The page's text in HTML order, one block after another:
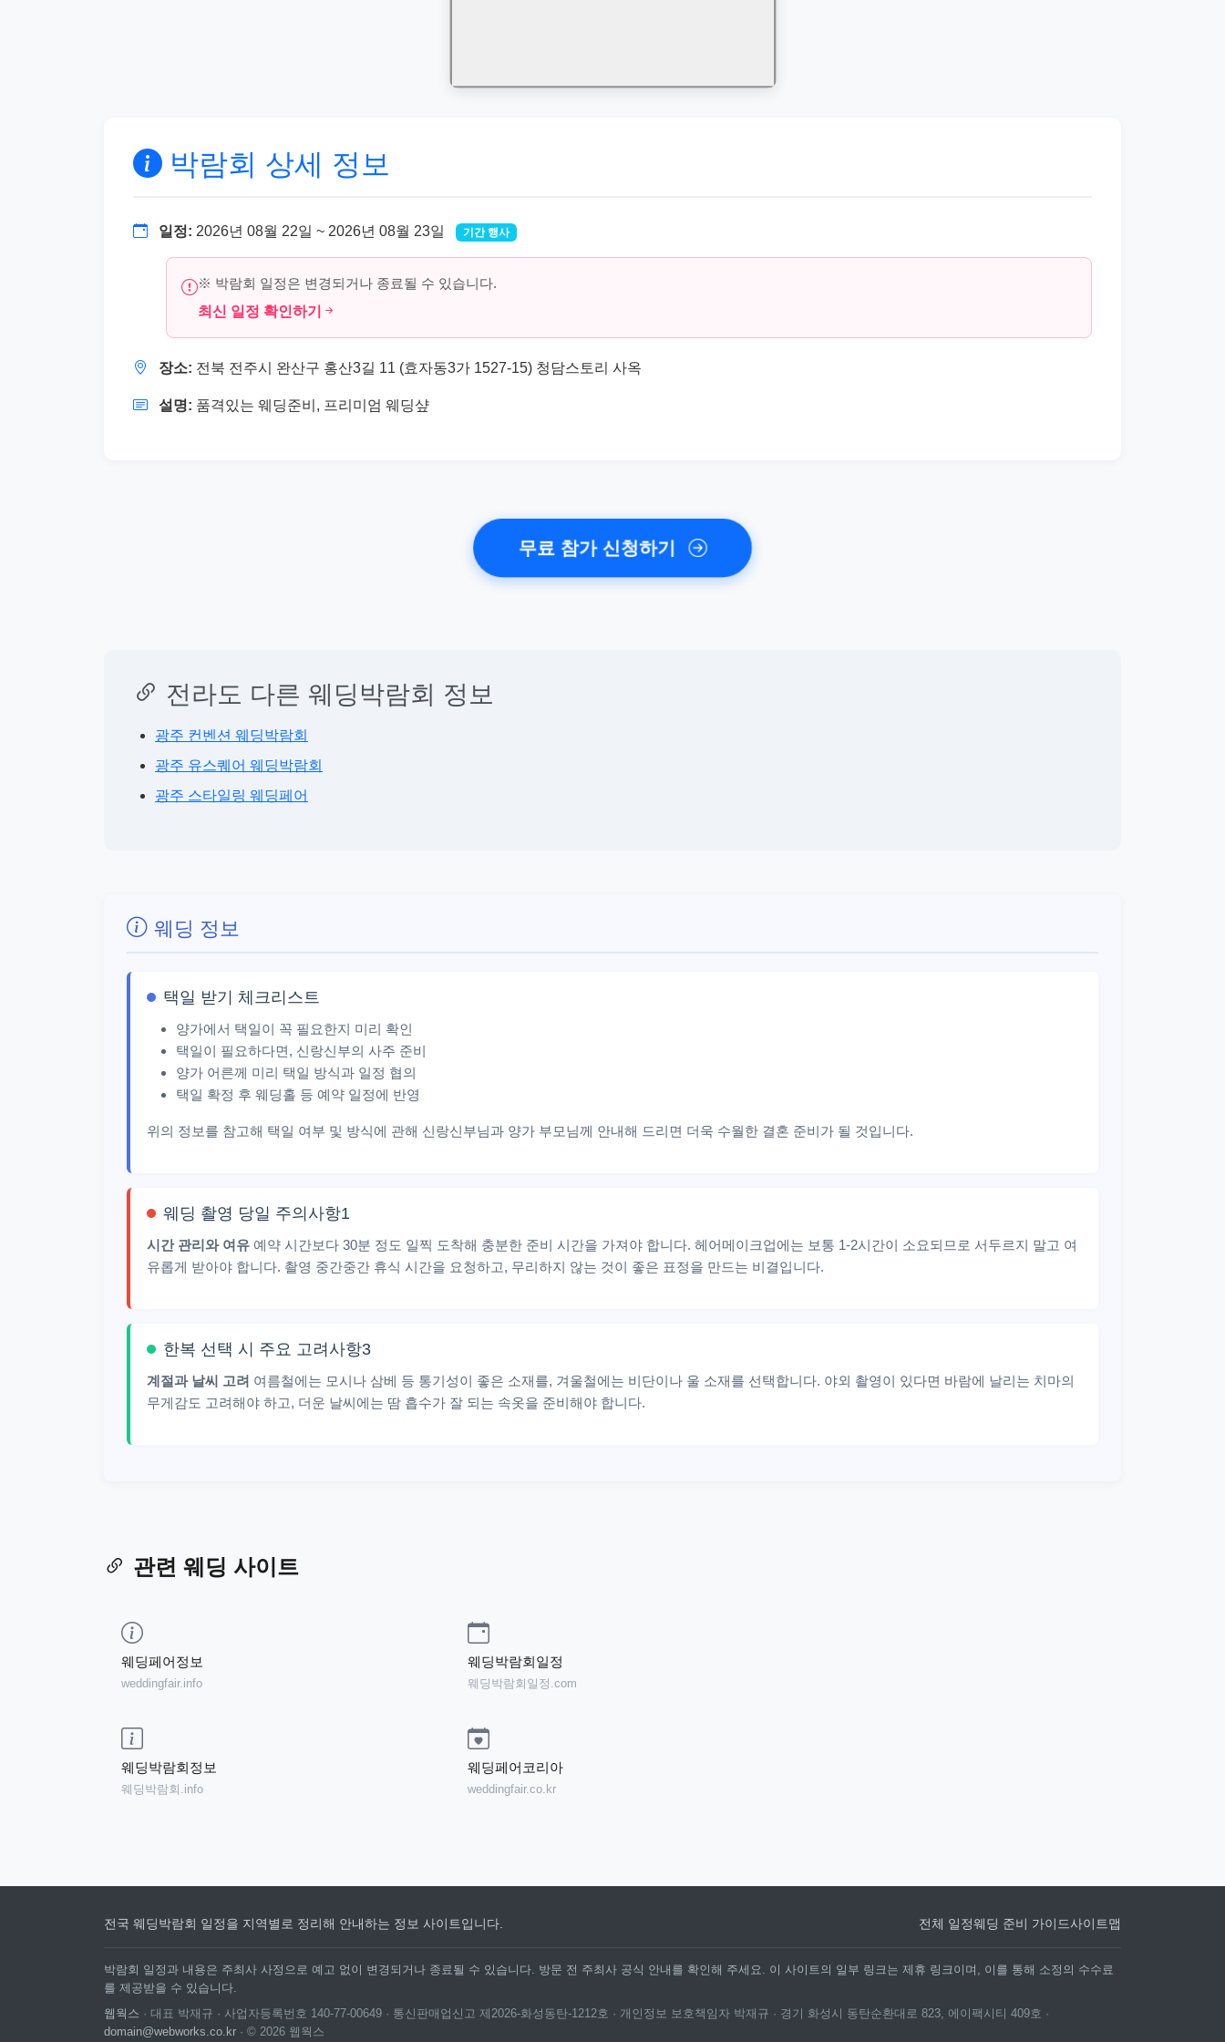
박람회 상세 정보
일정: 2026년 08월 22일 ~ 2026년 08월 23일 기간 행사
※ 박람회 일정은 변경되거나 종료될 수 있습니다.
최신 일정 확인하기
장소: 전북 전주시 완산구 홍산3길 11 (효자동3가 1527-15) 청담스토리 사옥
설명: 품격있는 웨딩준비, 프리미엄 웨딩샾
무료 참가 신청하기
전라도 다른 웨딩박람회 정보
광주 컨벤션 웨딩박람회
광주 유스퀘어 웨딩박람회
광주 스타일링 웨딩페어
웨딩 정보
택일 받기 체크리스트
양가에서 택일이 꼭 필요한지 미리 확인
택일이 필요하다면, 신랑신부의 사주 준비
양가 어른께 미리 택일 방식과 일정 협의
택일 확정 후 웨딩홀 등 예약 일정에 반영
위의 정보를 참고해 택일 여부 및 방식에 관해 신랑신부님과 양가 부모님께 안내해 드리면 더욱 수월한 결혼 준비가 될 것입니다.
웨딩 촬영 당일 주의사항1
시간 관리와 여유 예약 시간보다 30분 정도 일찍 도착해 충분한 준비 시간을 가져야 합니다. 헤어메이크업에는 보통 1-2시간이 소요되므로 서두르지 말고 여
유롭게 받아야 합니다. 촬영 중간중간 휴식 시간을 요청하고, 무리하지 않는 것이 좋은 표정을 만드는 비결입니다.
한복 선택 시 주요 고려사항3
계절과 날씨 고려 여름철에는 모시나 삼베 등 통기성이 좋은 소재를, 겨울철에는 비단이나 울 소재를 선택합니다. 야외 촬영이 있다면 바람에 날리는 치마의
무게감도 고려해야 하고, 더운 날씨에는 땀 흡수가 잘 되는 속옷을 준비해야 합니다.
관련 웨딩 사이트
웨딩페어정보
weddingfair.info
웨딩박람회정보
웨딩박람회.info
웨딩박람회일정
웨딩박람회일정.com
웨딩페어코리아
weddingfair.co.kr
전국 웨딩박람회 일정을 지역별로 정리해 안내하는 정보 사이트입니다. 전체 일정웨딩 준비 가이드사이트맵
박람회 일정과 내용은 주최사 사정으로 예고 없이 변경되거나 종료될 수 있습니다. 방문 전 주최사 공식 안내를 확인해 주세요. 이 사이트의 일부 링크는 제휴 링크이며, 이를 통해 소정의 수수료
를 제공받을 수 있습니다.
웹웍스 · 대표 박재규 · 사업자등록번호 140-77-00649 · 통신판매업신고 제2026-화성동탄-1212호 · 개인정보 보호책임자 박재규 · 경기 화성시 동탄순환대로 823, 에이팩시티 409호 ·
domain@webworks.co.kr · © 2026 웹웍스